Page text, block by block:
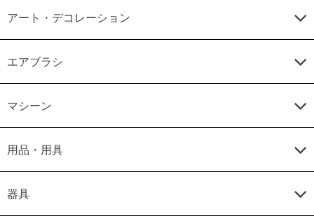
アート・デコレーション
エアブラシ
マシーン
用品・用具
器具